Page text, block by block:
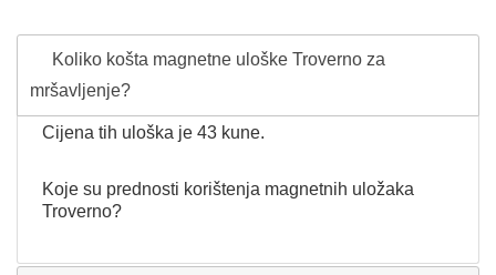
Koliko košta magnetne uloške Troverno za
mršavljenje?
Cijena tih uloška je 43 kune.
Koje su prednosti korištenja magnetnih uložaka
Troverno?